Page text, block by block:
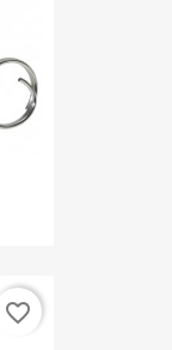
favorite_border